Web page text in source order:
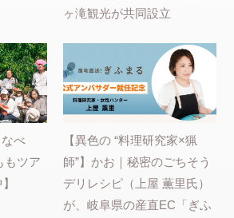
ヶ滝観光が共同設立
べ
もツア
【異色の “料理研究家×猟
師”】かお｜秘密のごちそう
デリレシピ（上屋 薫里氏）
が、岐阜県の産直EC「ぎふ